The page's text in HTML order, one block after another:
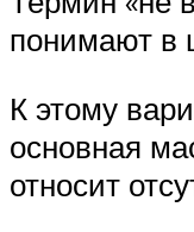
понимают в
К этому
основная
относит